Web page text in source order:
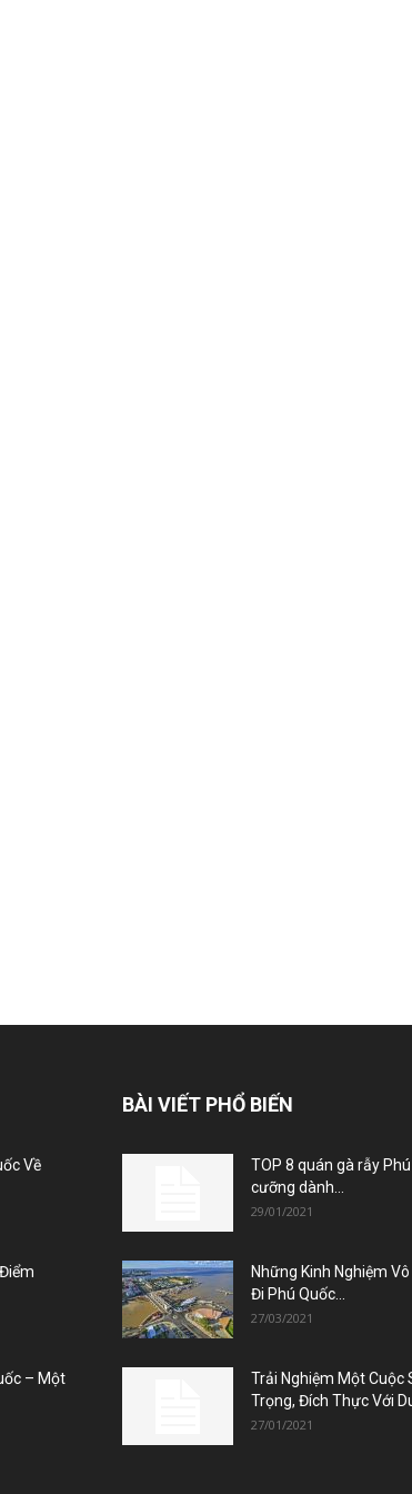
Về
– Một
BÀI VIẾT PHỔ BIẾN
TOP 8 quán gà rẫy
cưỡng dành...
29/01/2021
Những Kinh Nghiệm
Đi Phú Quốc...
27/03/2021
Trải Nghiệm Một Cuộc
Trọng, Đích Thực Với
27/01/2021